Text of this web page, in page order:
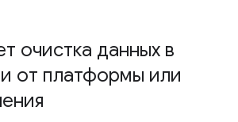
очистка данных в
от платформы или